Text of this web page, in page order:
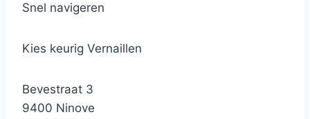
Snel navigeren
Kies keurig Vernaillen
Bevestraat 3
9400 Ninove